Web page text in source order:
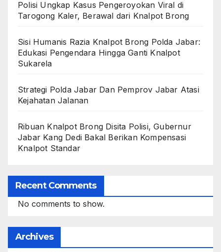
Polisi Ungkap Kasus Pengeroyokan Viral di
Tarogong Kaler, Berawal dari Knalpot Brong
Sisi Humanis Razia Knalpot Brong Polda Jabar:
Edukasi Pengendara Hingga Ganti Knalpot
Sukarela
Strategi Polda Jabar Dan Pemprov Jabar Atasi
Kejahatan Jalanan
Ribuan Knalpot Brong Disita Polisi, Gubernur
Jabar Kang Dedi Bakal Berikan Kompensasi
Knalpot Standar
Recent Comments
No comments to show.
Archives